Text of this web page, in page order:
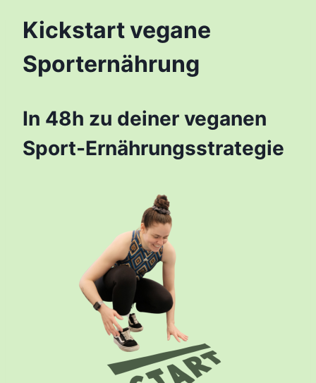
Kickstart vegane
Sporternährung
In 48h zu deiner veganen
Sport-Ernährungsstrategie